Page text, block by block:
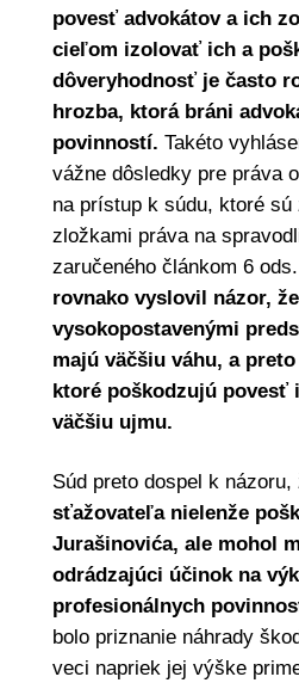
povesť advokátov a ich
cieľom izolovať ich a
dôveryhodnosť je často
hrozba, ktorá bráni
povinností. Takéto
vážne dôsledky pre práva
na prístup k súdu, ktoré sú
zložkami práva na
zaručeného článkom 6
rovnako vyslovil názor,
vysokopostavenými
majú väčšiu váhu, a
ktoré poškodzujú povesť
väčšiu ujmu.
Súd preto dospel k názoru,
sťažovateľa nielenže
Jurašinovića, ale mohol
odrádzajúci účinok na
profesionálnych
bolo priznanie náhrady
veci napriek jej výške